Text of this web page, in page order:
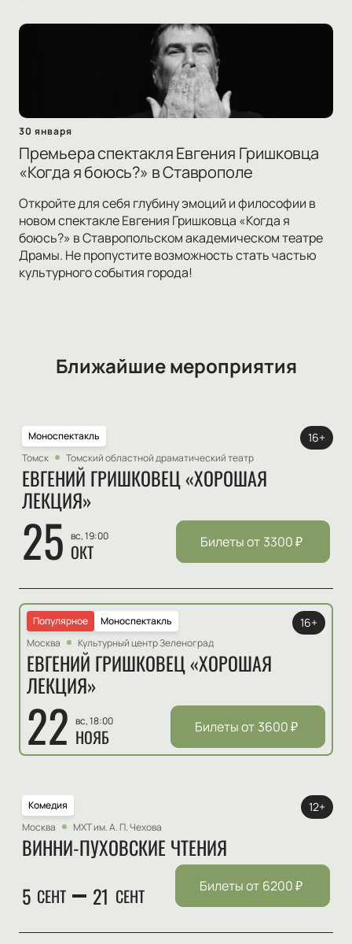
30 января
Премьера спектакля Евгения Гришковца
«Когда я боюсь?» в Ставрополе
Откройте для себя глубину эмоций и философии в
новом спектакле Евгения Гришковца «Когда я
боюсь?» в Ставропольском академическом театре
Драмы. Не пропустите возможность стать частью
культурного события города!
Ближайшие мероприятия
Моноспектакль
Томск
Томский областной драматический театр
ЕВГЕНИЙ ГРИШКОВЕЦ «ХОРОШАЯ
ЛЕКЦИЯ»
25 вс, 19:00
ОКТ
16+
Билеты от 3300₽
Моноспектакль
Популярное
Москва
Культурный центр Зеленоград
ЕВГЕНИЙ ГРИШКОВЕЦ «ХОРОШАЯ
ЛЕКЦИЯ»
22 вс, 18:00
НОЯБ
16+
Билеты от 3600₽
Комедия
Москва
МХТ им. А. П. Чехова
ВИННИ-ПУХОВСКИЕ ЧТЕНИЯ
5 СЕНТ 21 СЕНТ
12+
Билеты от 6200₽